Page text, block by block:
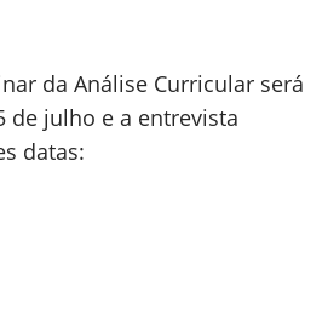
da Análise Curricular será
de julho e a entrevista
datas: